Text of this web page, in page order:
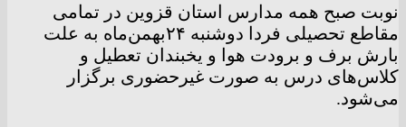
نوبت صبح همه مدارس استان قزوین در تمامی
مقاطع تحصیلی فردا دوشنبه ۲۴بهمن‌ماه به علت
بارش برف و برودت هوا و یخبندان تعطیل و
کلاس‌های درس به صورت غیرحضوری برگزار
می‌شود.